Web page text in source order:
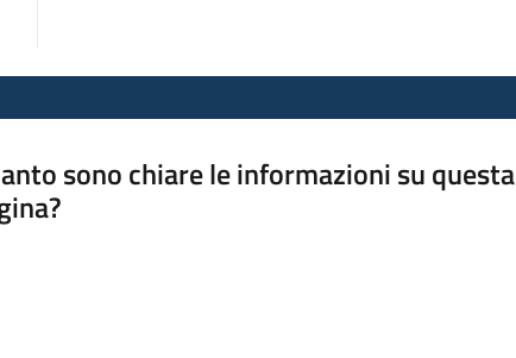
sono chiare le informazioni su questa